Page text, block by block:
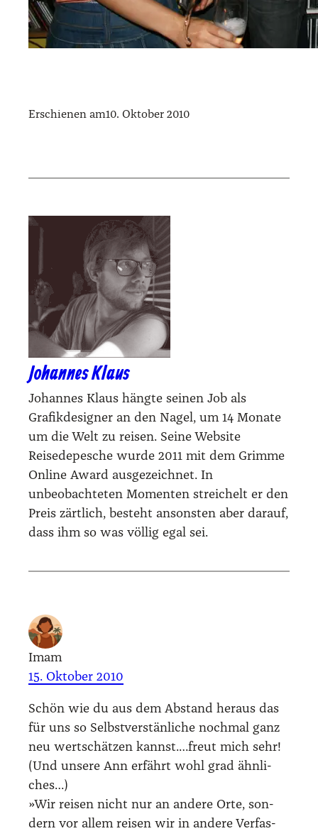
Erschienen am10. Oktober 2010
Johannes Klaus
Johannes Klaus hängte seinen Job als
Grafikdesigner an den Nagel, um 14 Monate
um die Welt zu reisen. Seine Website
Reisedepesche wurde 2011 mit dem Grimme
Online Award ausgezeichnet. In
unbeobachteten Momenten streichelt er den
Preis zärtlich, besteht ansonsten aber darauf,
dass ihm so was völlig egal sei.
Imam
15. Oktober 2010
Schön wie du aus dem Abstand her­aus das
für uns so Selbst­ver­stän­li­che noch­mal ganz
neu wert­schät­zen kannst.…freut mich sehr!
(Und unse­re Ann erfährt wohl grad ähn­li­
ches…)
»Wir rei­sen nicht nur an ande­re Orte, son­
dern vor allem rei­sen wir in ande­re Ver­fas­